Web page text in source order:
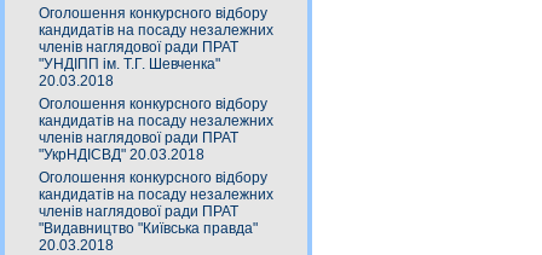
Оголошення конкурсного відбору
кандидатів на посаду незалежних
членів наглядової ради ПРАТ
"УНДІПП ім. Т.Г. Шевченка"
20.03.2018
Оголошення конкурсного відбору
кандидатів на посаду незалежних
членів наглядової ради ПРАТ
"УкрНДІСВД" 20.03.2018
Оголошення конкурсного відбору
кандидатів на посаду незалежних
членів наглядової ради ПРАТ
"Видавництво "Київська правда"
20.03.2018